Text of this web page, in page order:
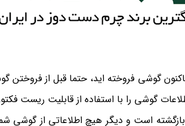
گوشی فروخته اید، حتما قبل از
است و دیگر هیچ اطلاعاتی از گوشی